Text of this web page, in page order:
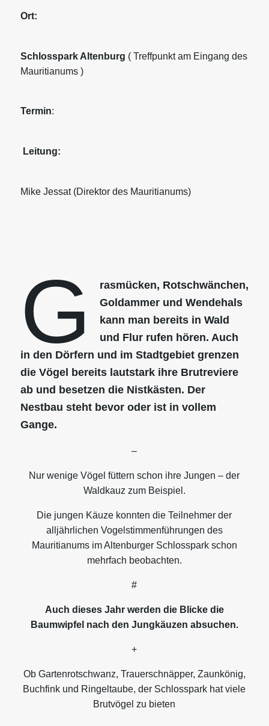
Ort:
Schlosspark Altenburg ( Treffpunkt am Eingang des
Mauritianums )
Termin:
Leitung:
Mike Jessat (Direktor des Mauritianums)
G
rasmücken, Rotschwänchen,
Goldammer und Wendehals
kann man bereits in Wald
und Flur rufen hören. Auch
in den Dörfern und im Stadtgebiet grenzen
die Vögel bereits lautstark ihre Brutreviere
ab und besetzen die Nistkästen. Der
Nestbau steht bevor oder ist in vollem
Gange.
–
Nur wenige Vögel füttern schon ihre Jungen – der
Waldkauz zum Beispiel.
Die jungen Käuze konnten die Teilnehmer der
alljährlichen Vogelstimmenführungen des
Mauritianums im Altenburger Schlosspark schon
mehrfach beobachten.
#
Auch dieses Jahr werden die Blicke die
Baumwipfel nach den Jungkäuzen absuchen.
+
Ob Gartenrotschwanz, Trauerschnäpper, Zaunkönig,
Buchfink und Ringeltaube, der Schlosspark hat viele
Brutvögel zu bieten